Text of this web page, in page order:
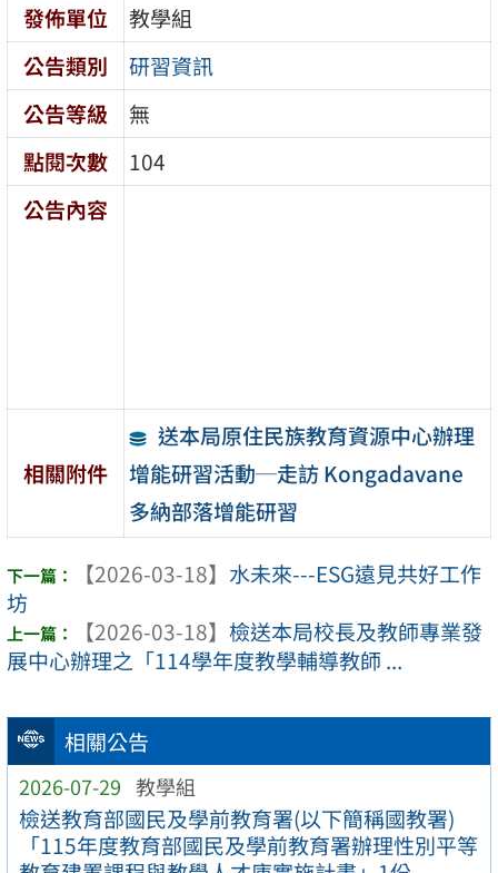
相關公告
2026-07-29 教學組
檢送教育部國民及學前教育署(以下簡稱國教署)
「115年度教育部國民及學前教育署辦理性別平等
發佈單位
教學組
公告類別
研習資訊
公告等級
無
點閱次數
104
公告內容
相關附件
送本局原住民族教育資源中心辦理
增能研習活動─走訪 Kongadavane
多納部落增能研習
【2026-03-18】 水未來---ESG遠見共好工作
坊
【2026-03-18】 檢送本局校長及教師專業發
展中心辦理之「114學年度教學輔導教師 ...